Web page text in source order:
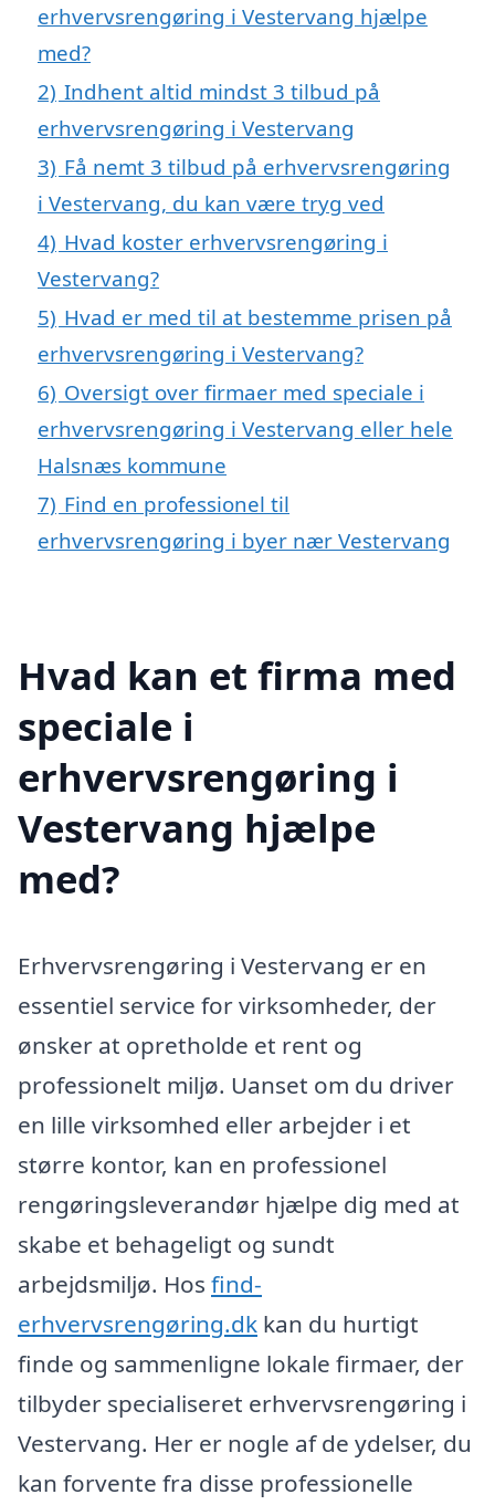
erhvervsrengøring i Vestervang hjælpe
med?
2) Indhent altid mindst 3 tilbud på
erhvervsrengøring i Vestervang
3) Få nemt 3 tilbud på erhvervsrengøring
i Vestervang, du kan være tryg ved
4) Hvad koster erhvervsrengøring i
Vestervang?
5) Hvad er med til at bestemme prisen på
erhvervsrengøring i Vestervang?
6) Oversigt over firmaer med speciale i
erhvervsrengøring i Vestervang eller hele
Halsnæs kommune
7) Find en professionel til
erhvervsrengøring i byer nær Vestervang
Hvad kan et firma med
speciale i
erhvervsrengøring i
Vestervang hjælpe
med?
Erhvervsrengøring i Vestervang er en
essentiel service for virksomheder, der
ønsker at opretholde et rent og
professionelt miljø. Uanset om du driver
en lille virksomhed eller arbejder i et
større kontor, kan en professionel
rengøringsleverandør hjælpe dig med at
skabe et behageligt og sundt
arbejdsmiljø. Hos find-
erhvervsrengøring.dk kan du hurtigt
finde og sammenligne lokale firmaer, der
tilbyder specialiseret erhvervsrengøring i
Vestervang. Her er nogle af de ydelser, du
kan forvente fra disse professionelle